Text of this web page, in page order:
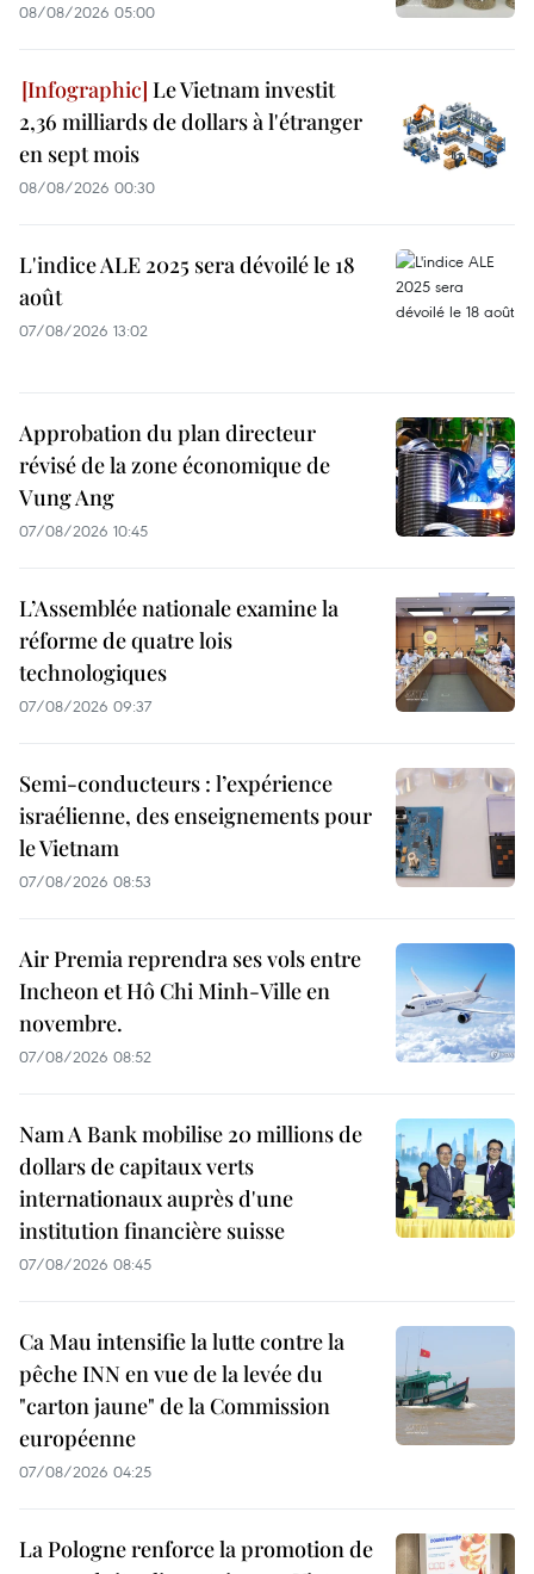
08/08/2026 05:00
Le Vietnam investit
2,36 milliards de dollars à l'étranger
en sept mois
08/08/2026 00:30
L'indice ALE 2025 sera dévoilé le 18
août
07/08/2026 13:02
Approbation du plan directeur
révisé de la zone économique de
Vung Ang
07/08/2026 10:45
L’Assemblée nationale examine la
réforme de quatre lois
technologiques
07/08/2026 09:37
Semi-conducteurs : l’expérience
israélienne, des enseignements pour
le Vietnam
07/08/2026 08:53
Air Premia reprendra ses vols entre
Incheon et Hô Chi Minh-Ville en
novembre.
07/08/2026 08:52
Nam A Bank mobilise 20 millions de
dollars de capitaux verts
internationaux auprès d'une
institution financière suisse
07/08/2026 08:45
Ca Mau intensifie la lutte contre la
pêche INN en vue de la levée du
"carton jaune" de la Commission
européenne
07/08/2026 04:25
La Pologne renforce la promotion de